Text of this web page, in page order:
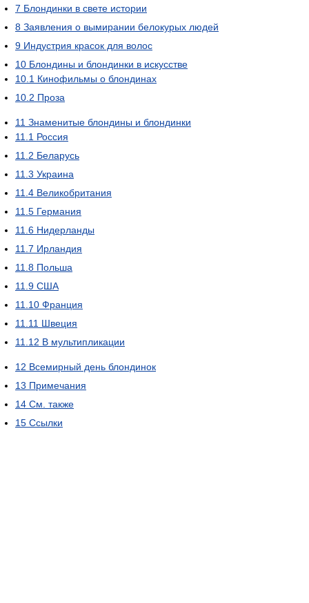
7 Блондинки в свете истории
8 Заявления о вымирании белокурых людей
9 Индустрия красок для волос
10 Блондины и блондинки в искусстве
10.1 Кинофильмы о блондинах
10.2 Проза
11 Знаменитые блондины и блондинки
11.1 Россия
11.2 Беларусь
11.3 Украина
11.4 Великобритания
11.5 Германия
11.6 Нидерланды
11.7 Ирландия
11.8 Польша
11.9 США
11.10 Франция
11.11 Швеция
11.12 В мультипликации
12 Всемирный день блондинок
13 Примечания
14 См. также
15 Ссылки